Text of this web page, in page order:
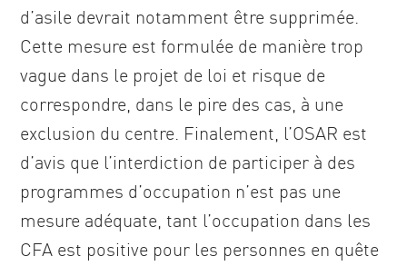
d’asile devrait notamment être supprimée.
Cette mesure est formulée de manière trop
vague dans le projet de loi et risque de
correspondre, dans le pire des cas, à une
exclusion du centre. Finalement, l’OSAR est
d’avis que l’interdiction de participer à des
programmes d’occupation n’est pas une
mesure adéquate, tant l’occupation dans les
CFA est positive pour les personnes en quête